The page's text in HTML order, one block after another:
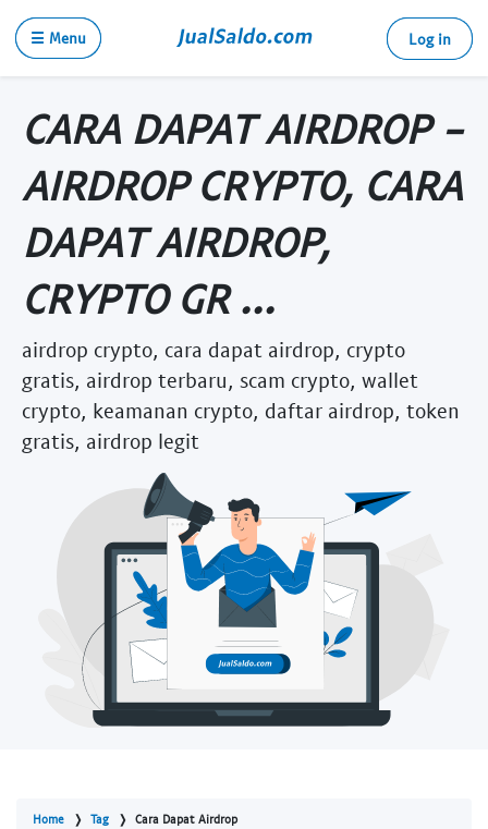
☰ Menu Log in
CARA DAPAT AIRDROP -
AIRDROP CRYPTO, CARA
DAPAT AIRDROP,
CRYPTO GR ...
airdrop crypto, cara dapat airdrop, crypto
gratis, airdrop terbaru, scam crypto, wallet
crypto, keamanan crypto, daftar airdrop, token
gratis, airdrop legit
Home Tag Cara Dapat Airdrop